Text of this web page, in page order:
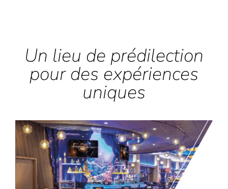
Un lieu de prédilection
pour des expériences
uniques